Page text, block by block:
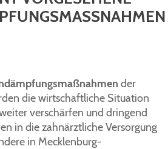
A
der
die wirtschaftliche Situation
verschärfen und dringend
in die zahnärztliche Versorgung
in Mecklenburg-